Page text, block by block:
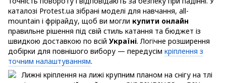
каталозі Protest.ua зібрані моделі для навчання, all-
mountain і фрірайду, щоб ви могли купити онлайн
правильне рішення під свій стиль катання та бюджет із
швидкою доставкою по всій Україні. Логічне розширення
добірки для повнішого вибору — передусім кріплення з
точним налаштуванням.